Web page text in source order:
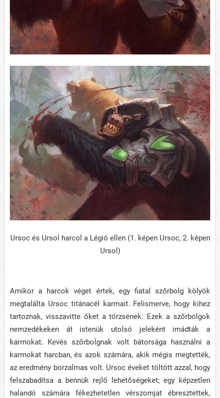
Ursoc és Ursol harcol a Légió ellen (1. képen Ursoc, 2. képen
Ursol)
Amikor a harcok véget értek, egy fiatal szőrbolg kölyök
megtalálta Ursoc titánacél karmait. Felismerve, hogy kihez
tartoznak, visszavitte őket a törzsének. Ezek a szőrbolgok
nemzedékeken át istenük utolsó jeleként imádták a
karmokat. Kevés szőrbolgnak volt bátorsága használni a
karmokat harcban, és azok számára, akik mégis megtették,
az eredmény borzalmas volt. Ursoc éveket töltött azzal, hogy
felszabadítsa a bennük rejlő lehetőségeket; egy képzetlen
halandó számára fékezhetetlen vérszomjat ébresztettek,